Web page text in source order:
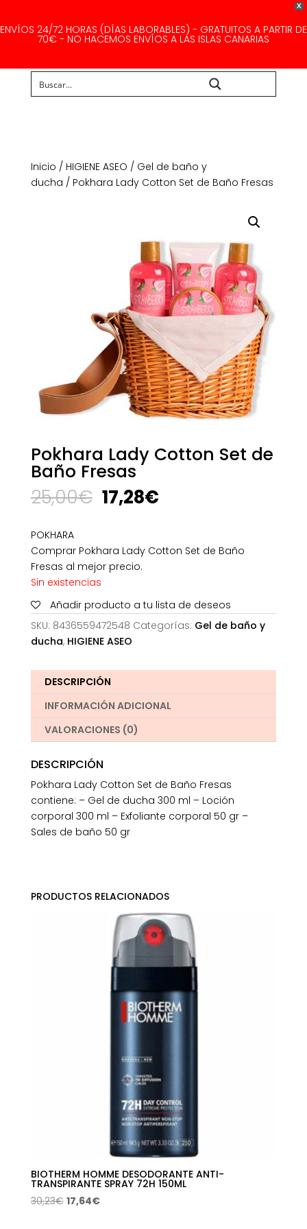
X
ENVÍOS 24/72 HORAS (DÍAS LABORABLES) - GRATUITOS A PARTIR DE
70€ - NO HACEMOS ENVÍOS A LAS ISLAS CANARIAS
Inicio / HIGIENE ASEO / Gel de baño y
ducha / Pokhara Lady Cotton Set de Baño Fresas
Pokhara Lady Cotton Set de
Baño Fresas
25,00€ El
precio
era:
25,00€.
17,28€El
es:
17,28€.
POKHARA
Comprar Pokhara Lady Cotton Set de Baño
Fresas al mejor precio.
Sin existencias
Añadir producto a tu lista de deseos
SKU: 8436559472548 Categorías: Gel de baño y
ducha, HIGIENE ASEO
DESCRIPCIÓN
INFORMACIÓN ADICIONAL
VALORACIONES (0)
DESCRIPCIÓN
Pokhara Lady Cotton Set de Baño Fresas
contiene: – Gel de ducha 300 ml – Loción
corporal 300 ml – Exfoliante corporal 50 gr –
Sales de baño 50 gr
PRODUCTOS RELACIONADOS
BIOTHERM HOMME DESODORANTE ANTI-
TRANSPIRANTE SPRAY 72H 150ML
30,23€ El
17,64€El